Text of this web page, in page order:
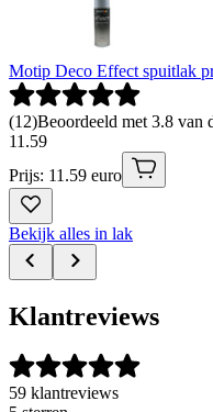
Motip Deco Effect spuitlak
(12)Beoordeeld met 3.8 van
11 .59
Prijs: 11.59 euro
Bekijk alles in lak
Klantreviews
59 klantreviews